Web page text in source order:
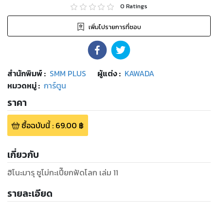
0 Ratings
เพิ่มไปรายการที่ชอบ
สำนักพิมพ์: SMM PLUS ผู้แต่ง : KAWADA
หมวดหมู่: การ์ตูน
ราคา
ซื้อฉบับนี้: 69.00 ฿
เกี่ยวกับ
ฮิโนะมารุ ซูโม่กะเปี๊ยกฟัดโลก เล่ม 11
รายละเอียด